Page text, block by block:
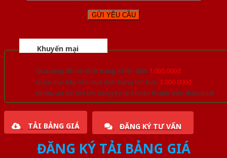
Khuyến mại
Quà tặng đồ nội thất trang trí lên đến 1.000.000đ
Giảm trực tiếp khi mua đơn hàng lớn hơn 3.000.000đ
Nhiều ưu đãi lớn khi đăng ký tài khoản thành viên thân thiết
TẢI BẢNG GIÁ ĐĂNG KÝ TƯ VẤN
ĐĂNG KÝ TẢI BẢNG GIÁ